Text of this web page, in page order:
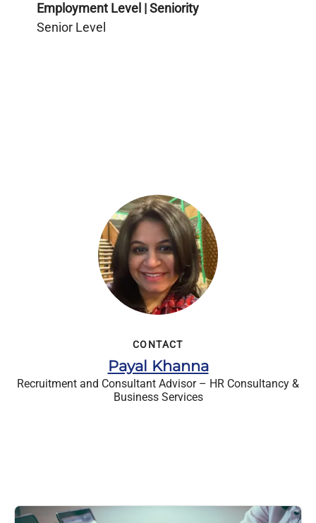
Employment Level | Seniority
Senior Level
CONTACT
Payal Khanna
Recruitment and Consultant Advisor – HR Consultancy &
Business Services